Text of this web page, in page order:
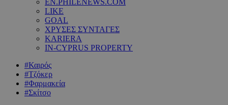
EN.PHILENEWS.COM
LIKE
GOAL
ΧΡΥΣΕΣ ΣΥΝΤΑΓΕΣ
KARIERA
IN-CYPRUS PROPERTY
#Καιρός
#Τζόκερ
#Φαρμακεία
#Σκίτσο